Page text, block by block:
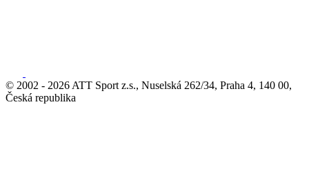
© 2002 - 2026 ATT Sport z.s., Nuselská 262/34, Praha 4, 140 00,
Česká republika